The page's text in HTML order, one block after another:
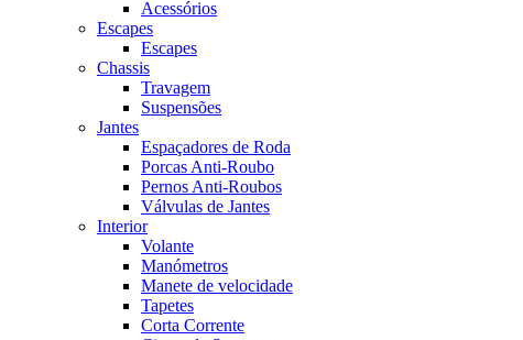
Acessórios
Escapes
Escapes
Chassis
Travagem
Suspensões
Jantes
Espaçadores de Roda
Porcas Anti-Roubo
Pernos Anti-Roubos
Válvulas de Jantes
Interior
Volante
Manómetros
Manete de velocidade
Tapetes
Corta Corrente